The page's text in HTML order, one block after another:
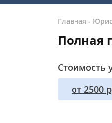
Главная -
Полная
Стоимость
от 2500